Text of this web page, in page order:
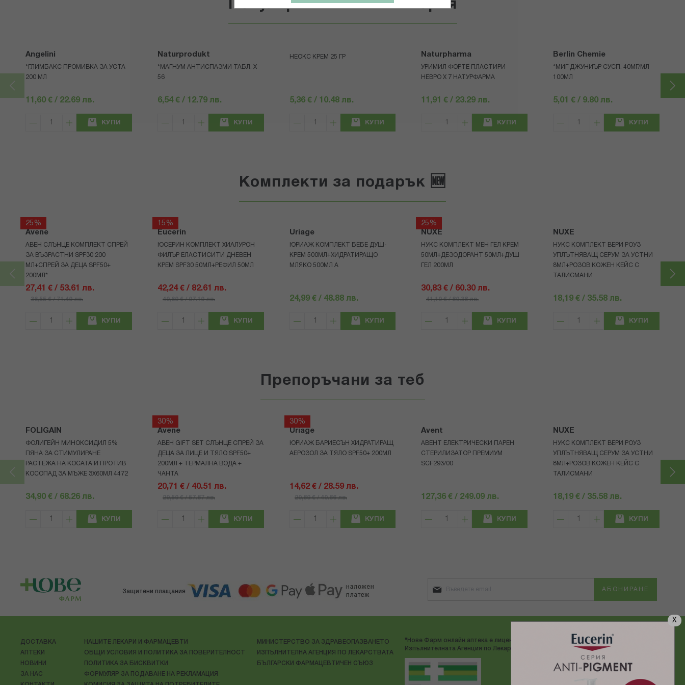
X
Популярни в тази категория
Angelini
*ГЛИМБАКС ПРОМИВКА ЗА УСТА
200 МЛ
11,60 € / 22.69 лв.
КУПИ
Naturprodukt
*МАГНУМ АНТИСПАЗМИ ТАБЛ. Х
56
6,54 € / 12.79 лв.
КУПИ
НЕОКС КРЕМ 25 ГР
5,36 € / 10.48 лв.
КУПИ
Naturpharma
УРИМИЛ ФОРТЕ ПЛАСТИРИ
НЕВРО Х 7 НАТУРФАРМА
11,91 € / 23.29 лв.
КУПИ
Berlin Chemie
*МИГ ДЖУНИЪР СУСП. 40МГ/МЛ
100МЛ
5,01 € / 9.80 лв.
КУПИ
Комплекти за подарък 🆕
25%
Avene
АВЕН СЛЪНЦЕ КОМПЛЕКТ СПРЕЙ
ЗА ВЪЗРАСТНИ SPF30 200
МЛ+СПРЕЙ ЗА ДЕЦА SPF50+
200МЛ*
27,41 € / 53.61 лв.
36,55 € / 71.49 лв.
КУПИ
15%
Eucerin
ЮСЕРИН КОМПЛЕКТ ХИАЛУРОН
ФИЛЪР ЕЛАСТИСИТИ ДНЕВЕН
КРЕМ SPF30 50МЛ+РЕФИЛ 50МЛ
42,24 € / 82.61 лв.
49,69 € / 97.19 лв.
КУПИ
Uriage
ЮРИАЖ КОМПЛЕКТ БЕБЕ ДУШ-
КРЕМ 500МЛ+ХИДРАТИРАЩО
МЛЯКО 500МЛ A
24,99 € / 48.88 лв.
КУПИ
25%
NUXE
НУКС КОМПЛЕКТ МЕН ГЕЛ КРЕМ
50МЛ+ДЕЗОДОРАНТ 50МЛ+ДУШ
ГЕЛ 200МЛ
30,83 € / 60.30 лв.
41,10 € / 80.38 лв.
КУПИ
NUXE
НУКС КОМПЛЕКТ ВЕРИ РОУЗ
УПЛЪТНЯВАЩ СЕРУМ ЗА УСТНИ
8МЛ+РОЗОВ КОЖЕН КЕЙС С
ТАЛИСМАНИ
18,19 € / 35.58 лв.
КУПИ
Препоръчани за теб
FOLIGAIN
ФОЛИГЕЙН МИНОКСИДИЛ 5%
ПЯНА ЗА СТИМУЛИРАНЕ
РАСТЕЖА НА КОСАТА И ПРОТИВ
КОСОПАД ЗА МЪЖЕ 3X60МЛ 4472
34,90 € / 68.26 лв.
КУПИ
30%
Avene
АВЕН GIFT SET СЛЪНЦЕ СПРЕЙ ЗА
ДЕЦА ЗА ЛИЦЕ И ТЯЛО SPF50+
200МЛ + ТЕРМАЛНА ВОДА +
ЧАНТА
20,71 € / 40.51 лв.
29,59 € / 57.87 лв.
КУПИ
30%
Uriage
ЮРИАЖ БАРИЕСЪН ХИДРАТИРАЩ
АЕРОЗОЛ ЗА ТЯЛО SPF50+ 200МЛ
14,62 € / 28.59 лв.
20,89 € / 40.86 лв.
КУПИ
Avent
АВЕНТ ЕЛЕКТРИЧЕСКИ ПАРЕН
СТЕРИЛИЗАТОР ПРЕМИУМ
SCF293/00
127,36 € / 249.09 лв.
КУПИ
NUXE
НУКС КОМПЛЕКТ ВЕРИ РОУЗ
УПЛЪТНЯВАЩ СЕРУМ ЗА УСТНИ
8МЛ+РОЗОВ КОЖЕН КЕЙС С
ТАЛИСМАНИ
18,19 € / 35.58 лв.
КУПИ
Защитени плащания АБОНИРАНЕ
ДОСТАВКА
АПТЕКИ
НОВИНИ
ЗА НАС
НАШИТЕ ЛЕКАРИ И ФАРМАЦЕВТИ
ОБЩИ УСЛОВИЯ И ПОЛИТИКА ЗА ПОВЕРИТЕЛНОСТ
ПОЛИТИКА ЗА БИСКВИТКИ
ФОРМУЛЯР ЗА ПОДАВАНЕ НА РЕКЛАМАЦИЯ
МИНИСТЕРСТВО ЗА ЗДРАВЕОПАЗВАНЕТО
ИЗПЪЛНИТЕЛНА АГЕНЦИЯ ПО ЛЕКАРСТВАТА
БЪЛГАРСКИ ФАРМАЦЕВТИЧЕН СЪЮЗ
"Нове Фарм онлайн аптека е лицензирана от
Изпълнителната Агенция по Лекарствата"
ДОСТАВЯМЕ С: